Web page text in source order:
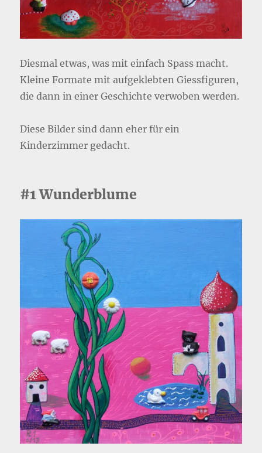
Diesmal etwas, was mit einfach Spass macht.
Kleine Formate mit aufgeklebten Giessfiguren,
die dann in einer Geschichte verwoben werden.
Diese Bilder sind dann eher für ein
Kinderzimmer gedacht.
#1 Wunderblume